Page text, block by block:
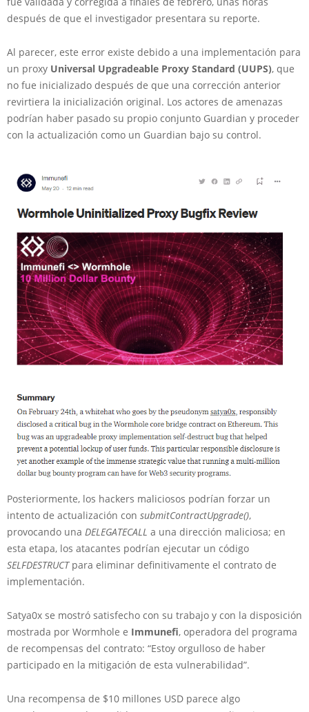
después de que el investigador presentara su reporte.
Al parecer, este error existe debido a una implementación para
un proxy Universal Upgradeable Proxy Standard (UUPS), que
no fue inicializado después de que una corrección anterior
revirtiera la inicialización original. Los actores de amenazas
podrían haber pasado su propio conjunto Guardian y proceder
con la actualización como un Guardian bajo su control.
Posteriormente, los hackers maliciosos podrían forzar un
intento de actualización con submitContractUpgrade(),
provocando una DELEGATECALL a una dirección maliciosa; en
esta etapa, los atacantes podrían ejecutar un código
SELFDESTRUCTpara eliminar definitivamente el contrato de
implementación.
Satya0x se mostró satisfecho con su trabajo y con la disposición
mostrada por Wormhole e Immunefi, operadora del programa
de recompensas del contrato: “Estoy orgulloso de haber
participado en la mitigación de esta vulnerabilidad”.
Una recompensa de $10 millones USD parece algo